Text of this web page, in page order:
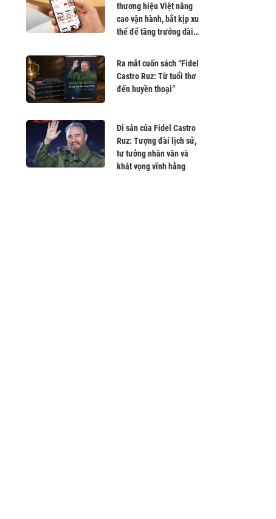
thương hiệu Việt nâng
cao vận hành, bắt kịp xu
thế để tăng trưởng dài
Ra mắt cuốn sách “Fidel
Castro Ruz: Từ tuổi thơ
đến huyền thoại”
Di sản của Fidel Castro
Ruz: Tượng đài lịch sử,
tư tưởng nhân văn và
khát vọng vĩnh hằng